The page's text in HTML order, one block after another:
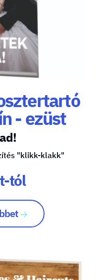
- ezüst
"klikk-klakk"
tól